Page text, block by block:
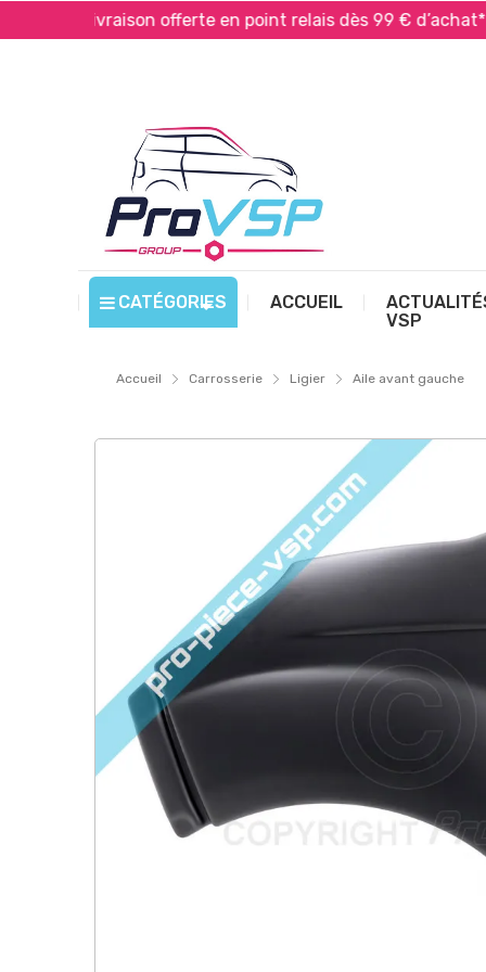
Livraison offerte en point relais dès 99 € d’achat*
CATÉGORIES ACCUEIL
VSP
Accueil Carrosserie Ligier Aile avant gauche